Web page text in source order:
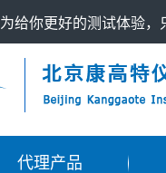
给你更好的测试体验，
代理产品